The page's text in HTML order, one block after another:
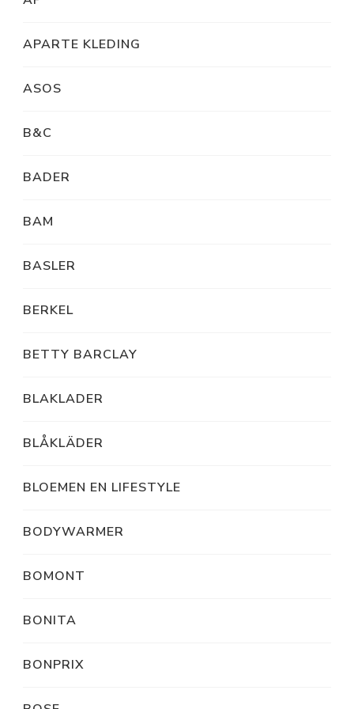
APARTE KLEDING
ASOS
B&C
BADER
BAM
BASLER
BERKEL
BETTY BARCLAY
BLAKLADER
BLÅKLÄDER
BLOEMEN EN LIFESTYLE
BODYWARMER
BOMONT
BONITA
BONPRIX